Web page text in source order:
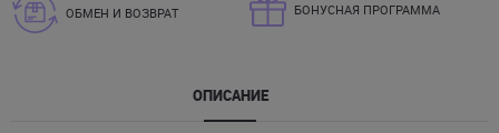
ОБМЕН И ВОЗВРАТ БОНУСНАЯ ПРОГРАММА
ОПИСАНИЕ